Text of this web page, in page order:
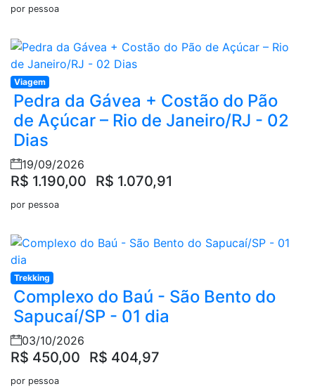
por pessoa
Viagem
Pedra da Gávea + Costão do Pão
de Açúcar – Rio de Janeiro/RJ - 02
Dias
19/09/2026
R$ 1.190,00 R$ 1.070,91
por pessoa
Trekking
Complexo do Baú - São Bento do
Sapucaí/SP - 01 dia
03/10/2026
R$ 450,00 R$ 404,97
por pessoa